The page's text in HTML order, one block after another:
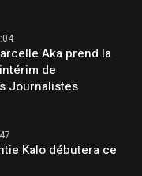
Aka prend la
de
Journalistes
Kalo débutera ce